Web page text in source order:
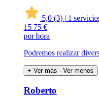
5,0 (3) | 1
15 75 €
por hora
Podremos realizar
+ Ver más - Ver menos
Roberto